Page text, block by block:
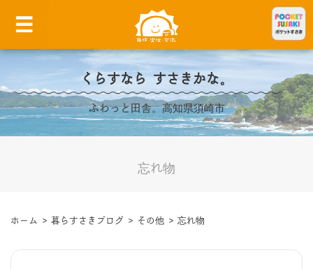
くらすなら すさきかな。
ふわっと田舎。高知県須崎市
忘れ物
ホーム > 暮らすさきブログ > その他 > 忘れ物